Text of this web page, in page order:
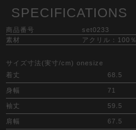
SPECIFICATIONS
商品番号
set0233
素材
アクリル：100％
サイズ寸法(実寸/cm) onesize
着丈
68.5
身幅 71
袖丈 59.5
肩幅 67.5